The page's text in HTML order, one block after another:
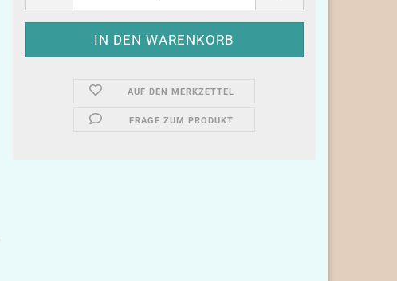
AUF DEN MERKZETTEL
FRAGE ZUM PRODUKT